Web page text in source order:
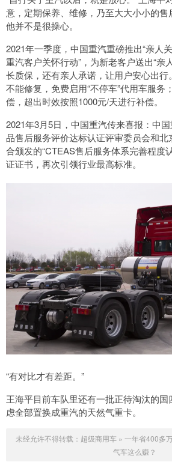
意，定期保养、维修，乃至大大小小的售
他并不是很操心。
2021年一季度，中国重汽重磅推出“亲
重汽客户关怀行动”，为新老客户送出“亲
长质保，还有亲人承诺，让用户安心出
不能修复，免费启用“不停车”代用车服务
偿，超出时效按照1000元/天进行补偿。
2021年3月5日，中国重汽传来喜报：中
品售后服务评价达标认证评审委员会和
合颁发的“CTEAS售后服务体系完善程度
证证书，再次引领行业最高标准。
“有对比才有差距。”
王海平目前车队里还有一批正待淘汰的
虑全部置换成重汽的天然气重卡。
未经允许不得转载： 超级商用车» 一年省400多
气车这么赚？